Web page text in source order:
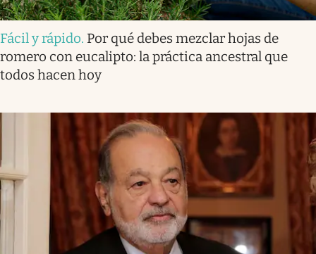
Fácil y rápido. Por qué debes mezclar hojas de
romero con eucalipto: la práctica ancestral que
todos hacen hoy